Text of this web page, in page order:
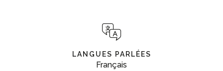
LANGUES PARLÉES
Français